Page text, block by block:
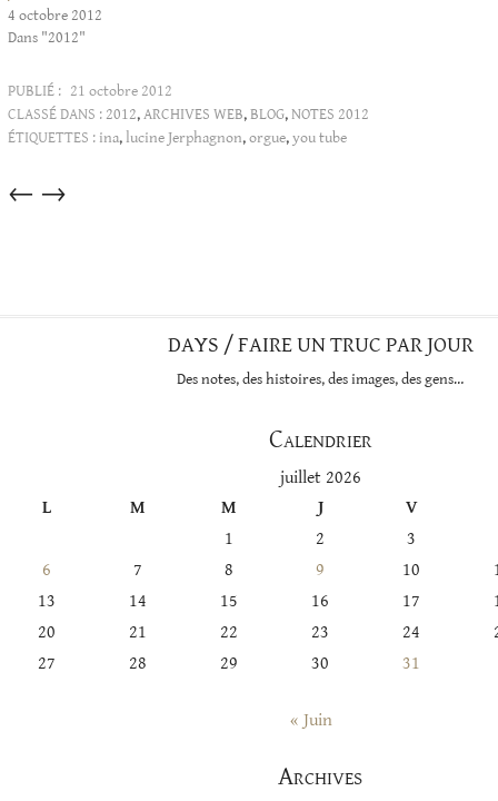
4 octobre 2012
Dans "2012"
PUBLIÉ : 21 octobre 2012
CLASSÉ DANS : 2012,ARCHIVES WEB,BLOG,NOTES 2012
ÉTIQUETTES : ina,lucine Jerphagnon,orgue,you tube
Articles
→
←
DAYS / FAIRE UN TRUC PAR JOUR
Des notes, des histoires, des images, des gens…
Calendrier
juillet 2026
L
M M J
V
1
2
3
6
7 8 9 10
13
14 15 16 17
20
21 22 23 24
27
28 29 30 31
« Juin
Archives